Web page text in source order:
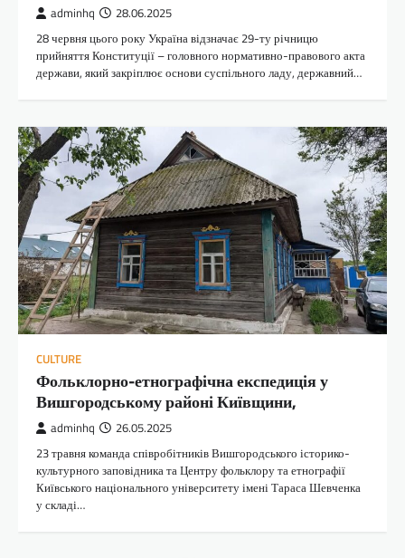
adminhq 28.06.2025
28 червня цього року Україна відзначає 29-ту річницю
прийняття Конституції – головного нормативно-правового акта
держави, який закріплює основи суспільного ладу, державний…
CULTURE
Фольклорно-етнографічна експедиція у
Вишгородському районі Київщини,
adminhq 26.05.2025
23 травня команда співробітників Вишгородського історико-
культурного заповідника та Центру фольклору та етнографії
Київського національного університету імені Тараса Шевченка
у складі…